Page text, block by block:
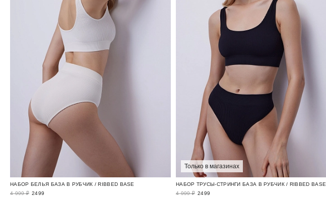
НАБОР БЕЛЬЯ БАЗА В РУБЧИК / RIBBED BASE
4 999 ₽ 2499
Только в магазинах
НАБОР ТРУСЫ-СТРИНГИ БАЗА В РУБЧИК / RIBBED BASE
4 999 ₽ 2499